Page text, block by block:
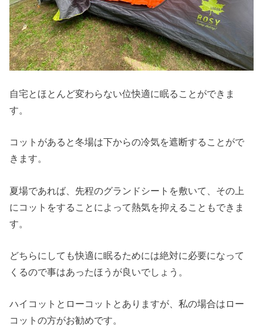
自宅とほとんど変わらない位快適に眠ることができま
す。
コットがあると冬場は下からの冷気を遮断することがで
きます。
夏場であれば、先程のグランドシートを敷いて、その上
にコットをすることによって熱気を抑えることもできま
す。
どちらにしても快適に眠るためには絶対に必要になって
くるので事はあったほうが良いでしょう。
ハイコットとローコットとありますが、私の場合はロー
コットの方がお勧めです。